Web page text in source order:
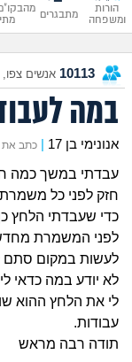
הורות
ומשפחה
מתבגרים
10113 אנשים צפו,
במה
אנונימי בן 17 כתב את השאלה
עבדתי במשך כמה
חזק לפני כל
כדי שעבדתי הלחץ
לפני המשמרת מחדש.
לעשות במקום סתם
לא יודע במה כדאי
לי את הלחץ ההוא
עבודות.
תודה רבה מראש